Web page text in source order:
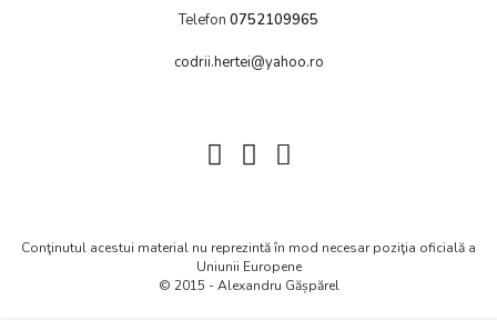
Telefon 0752109965
codrii.hertei@yahoo.ro
facebook
messenger
Conţinutul acestui material nu reprezintă în mod necesar poziţia oficială a
Uniunii Europene
© 2015 - Alexandru Gășpărel